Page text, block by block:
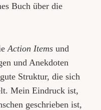
Buch über die
Action Items und
und Anekdoten
Struktur, die sich
Mein Eindruck ist,
geschrieben ist,